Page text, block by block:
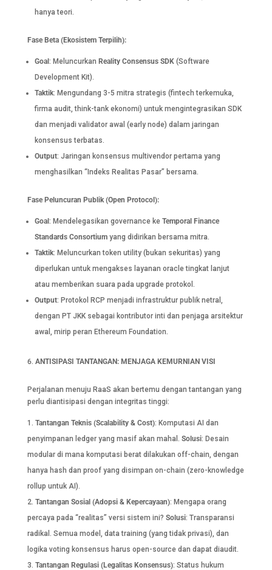
hanya teori.
Fase Beta (Ekosistem Terpilih):
Goal: Meluncurkan Reality Consensus SDK(Software
Development Kit).
Taktik: Mengundang 3-5 mitra strategis (fintech terkemuka,
firma audit, think-tank ekonomi) untuk mengintegrasikan SDK
dan menjadi validator awal (early node) dalam jaringan
konsensus terbatas.
Output: Jaringan konsensus multivendor pertama yang
menghasilkan “Indeks Realitas Pasar” bersama.
Fase Peluncuran Publik (Open Protocol):
Goal: Mendelegasikan governance ke Temporal Finance
Standards Consortiumyang didirikan bersama mitra.
Taktik: Meluncurkan token utility (bukan sekuritas) yang
diperlukan untuk mengakses layanan oracle tingkat lanjut
atau memberikan suara pada upgrade protokol.
Output: Protokol RCP menjadi infrastruktur publik netral,
dengan PT JKK sebagai kontributor inti dan penjaga arsitektur
awal, mirip peran Ethereum Foundation.
ANTISIPASI TANTANGAN: MENJAGA KEMURNIAN VISI
Perjalanan menuju RaaS akan bertemu dengan tantangan yang
perlu diantisipasi dengan integritas tinggi:
Tantangan Teknis (Scalability & Cost): Komputasi AI dan
penyimpanan ledger yang masif akan mahal. Solusi: Desain
modular di mana komputasi berat dilakukan off-chain, dengan
hanya hash dan proof yang disimpan on-chain (zero-knowledge
rollup untuk AI).
Tantangan Sosial (Adopsi & Kepercayaan): Mengapa orang
percaya pada “realitas” versi sistem ini? Solusi: Transparansi
radikal. Semua model, data training (yang tidak privasi), dan
logika voting konsensus harus open-source dan dapat diaudit.
Tantangan Regulasi (Legalitas Konsensus): Status hukum